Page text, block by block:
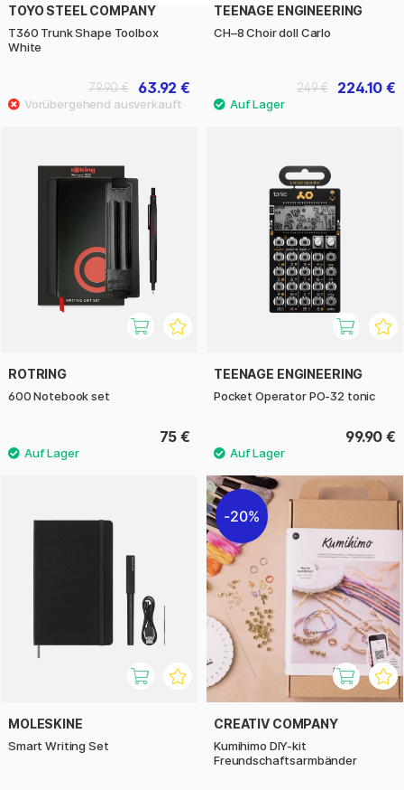
TOYO STEEL COMPANY
T360 Trunk Shape Toolbox
White
63.92 €
79.90 €
TEENAGE ENGINEERING
CH–8 Choir doll Carlo
224.10 €
249 €
ROTRING
600 Notebook set
75 €
TEENAGE ENGINEERING
Pocket Operator PO-32 tonic
99.90 €
MOLESKINE
Smart Writing Set
20%
CREATIV COMPANY
Kumihimo DIY-kit
Freundschaftsarmbänder